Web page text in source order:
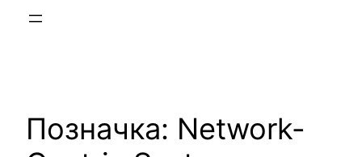
Позначка: Network-